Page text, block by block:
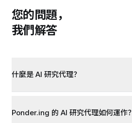
您的問題，
我們解答
什麼是 AI 研究代理？
Ponder.ing 的 AI 研究代理如何運作？